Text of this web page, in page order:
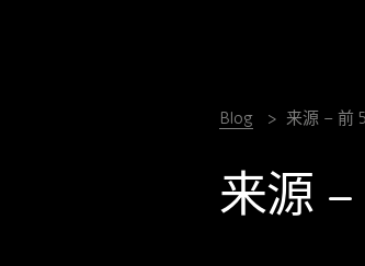
Blog 来源 – 前
来源 –